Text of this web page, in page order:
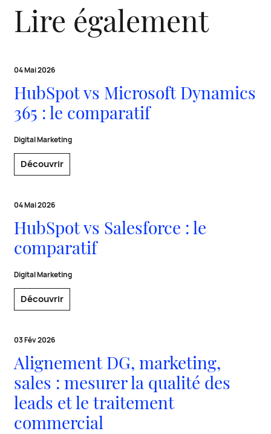
Lire également
04 Mai 2026
HubSpot vs Microsoft Dynamics
365 : le comparatif
Digital Marketing
Découvrir
04 Mai 2026
HubSpot vs Salesforce : le
comparatif
Digital Marketing
Découvrir
03 Fév 2026
Alignement DG, marketing,
sales : mesurer la qualité des
leads et le traitement
commercial